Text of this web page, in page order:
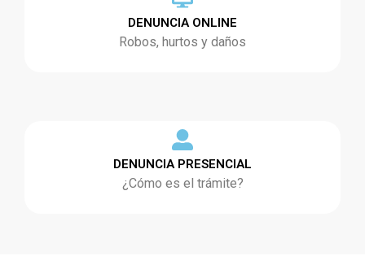
DENUNCIA ONLINE
Robos, hurtos y daños
DENUNCIA PRESENCIAL
¿Cómo es el trámite?